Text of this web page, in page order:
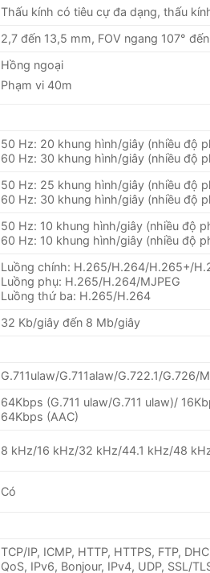
Thấu kính có tiêu cự đa dạng, thấu
2,7 đến 13,5 mm, FOV ngang 107°
Hồng ngoại
Phạm vi 40m
50 Hz: 20 khung hình/giây (nhiều độ
60 Hz: 30 khung hình/giây (nhiều độ
50 Hz: 25 khung hình/giây (nhiều độ
60 Hz: 30 khung hình/giây (nhiều độ
50 Hz: 10 khung hình/giây (nhiều độ
60 Hz: 10 khung hình/giây (nhiều độ
Luồng chính: H.265/H.264/H.265+/
Luồng phụ: H.265/H.264/MJPEG
Luồng thứ ba: H.265/H.264
32 Kb/giây đến 8 Mb/giây
G.711ulaw/G.711alaw/G.722.1/G.726/
64Kbps (G.711 ulaw/G.711 ulaw)/
64Kbps (AAC)
8 kHz/16 kHz/32 kHz/44.1 kHz/48
Có
TCP/IP, ICMP, HTTP, HTTPS, FTP,
QoS, IPv6, Bonjour, IPv4, UDP, SSL/